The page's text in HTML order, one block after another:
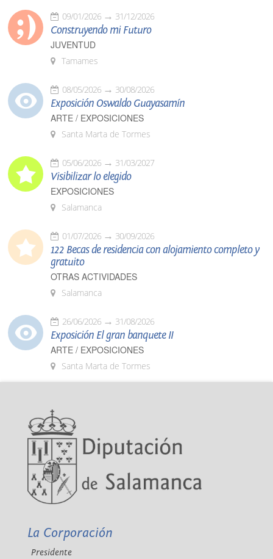
09/01/2026 31/12/2026
Construyendo mi Futuro
JUVENTUD
Tamames
08/05/2026 30/08/2026
Exposición Oswaldo Guayasamín
ARTE / EXPOSICIONES
Santa Marta de Tormes
05/06/2026 31/03/2027
Visibilizar lo elegido
EXPOSICIONES
Salamanca
01/07/2026 30/09/2026
122 Becas de residencia con alojamiento completo y
gratuito
OTRAS ACTIVIDADES
Salamanca
26/06/2026 31/08/2026
Exposición El gran banquete II
ARTE / EXPOSICIONES
Santa Marta de Tormes
La Corporación
Presidente